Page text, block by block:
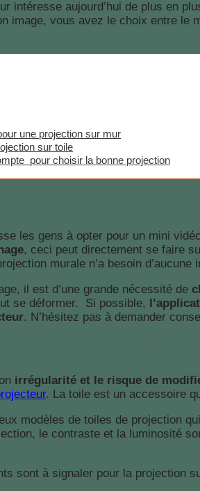
intéresse aujourd’hui de plus en
image, vous avez le choix entre
une projection sur mur
sur toile
pour choisir la bonne projection
les gens à opter pour un mini
, ceci peut directement se faire
murale n’a besoin d’aucune
il est d’une grande nécessité de
se déformer. Si possible,
. N’hésitez pas à demander
irrégularité et le risque de
. La toile est un accessoire
modèles de toiles de projection
le contraste et la luminosité
sont à signaler pour la projection